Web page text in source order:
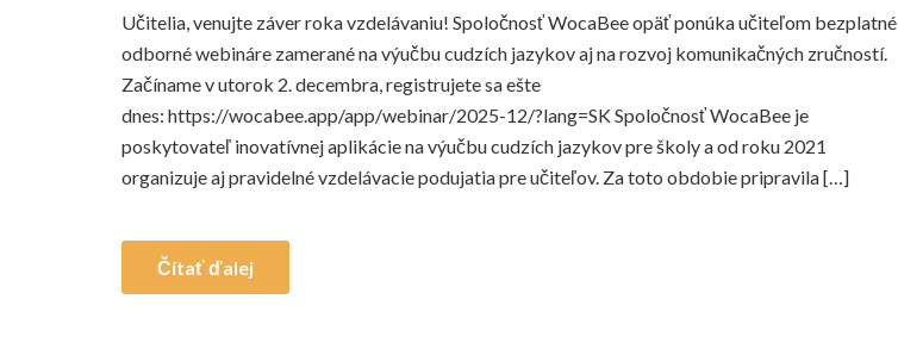
Učitelia, venujte záver roka vzdelávaniu! Spoločnosť WocaBee opäť ponúka učiteľom bezplatné
odborné webináre zamerané na výučbu cudzích jazykov aj na rozvoj komunikačných zručností.
Začíname v utorok 2. decembra, registrujete sa ešte
dnes: https://wocabee.app/app/webinar/2025-12/?lang=SK Spoločnosť WocaBee je
poskytovateľ inovatívnej aplikácie na výučbu cudzích jazykov pre školy a od roku 2021
organizuje aj pravidelné vzdelávacie podujatia pre učiteľov. Za toto obdobie pripravila […]
Čítať ďalej